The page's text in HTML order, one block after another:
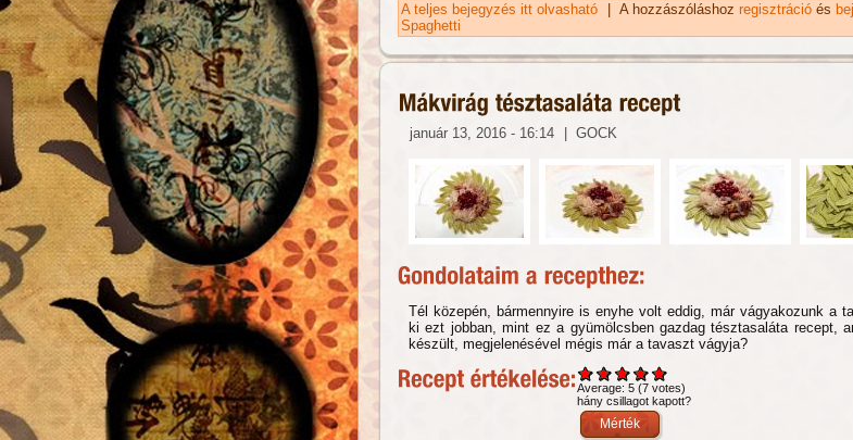
A teljes bejegyzés itt olvasható
Mákos tészta céklával wokban
A hozzászóláshoz regisztráció és
Spaghetti
január 13, 2016 - 16:14 GOCK
Tél közepén, bármennyire is enyhe volt eddig, már vágyakozunk a
ki ezt jobban, mint ez a gyümölcsben gazdag tésztasaláta recept,
készült, megjelenésével mégis már a tavaszt vágyja?
Average: 5 (7 votes)
hány csillagot kapott?